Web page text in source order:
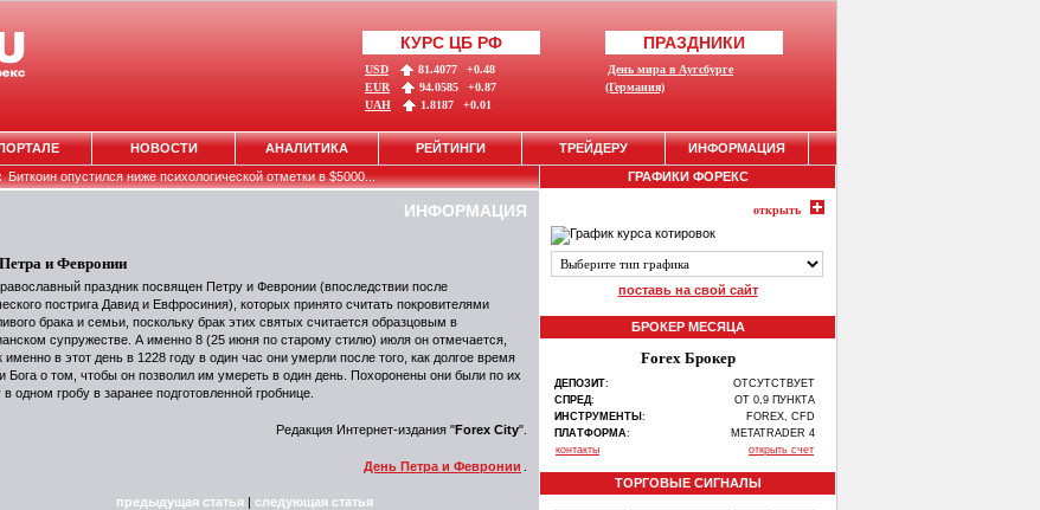
Биткоин опустился ниже психологической отметки в $5000...
ИНФОРМАЦИЯ
и Февронии
праздник посвящен Петру и Февронии (впоследствии после
пострига Давид и Евфросиния), которых принято считать покровителями
брака и семьи, поскольку брак этих святых считается образцовым в
супружестве. А именно 8 (25 июня по старому стилю) июля он отмечается,
именно в этот день в 1228 году в один час они умерли после того, как долгое время
Бога о том, чтобы он позволил им умереть в один день. Похоронены они были по их
в одном гробу в заранее подготовленной гробнице.
Редакция Интернет-издания "Forex City".
День Петра и Февронии
предыдущая статья| следующая статья
ГРАФИКИ ФОРЕКС
открыть
поставь на свой сайт
БРОКЕР МЕСЯЦА
Forex Брокер
ДЕПОЗИТ:
ОТСУТСТВУЕТ
СПРЕД:
ОТ 0,9 ПУНКТА
ИНСТРУМЕНТЫ :
FOREX, CFD
ПЛАТФОРМА:
METATRADER 4
контакты
открыть счет
ТОРГОВЫЕ СИГНАЛЫ
КУРС ЦБ РФ
USD 81.4077
+0.48
EUR
94.0585
+0.87
UAH
1.8187 +0.01
ПРАЗДНИКИ
День мира в Аугсбурге
(Германия)
НОВОСТИ АНАЛИТИКА РЕЙТИНГИ ТРЕЙДЕРУ ИНФОРМАЦИЯ